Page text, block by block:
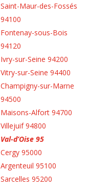
Saint-Maur-des-Fossés
94100
Fontenay-sous-Bois
94120
Ivry-sur-Seine 94200
Vitry-sur-Seine 94400
Champigny-sur-Marne
94500
Maisons-Alfort 94700
Villejuif 94800
Val-d’Oise 95
Cergy 95000
Argenteuil 95100
Sarcelles 95200